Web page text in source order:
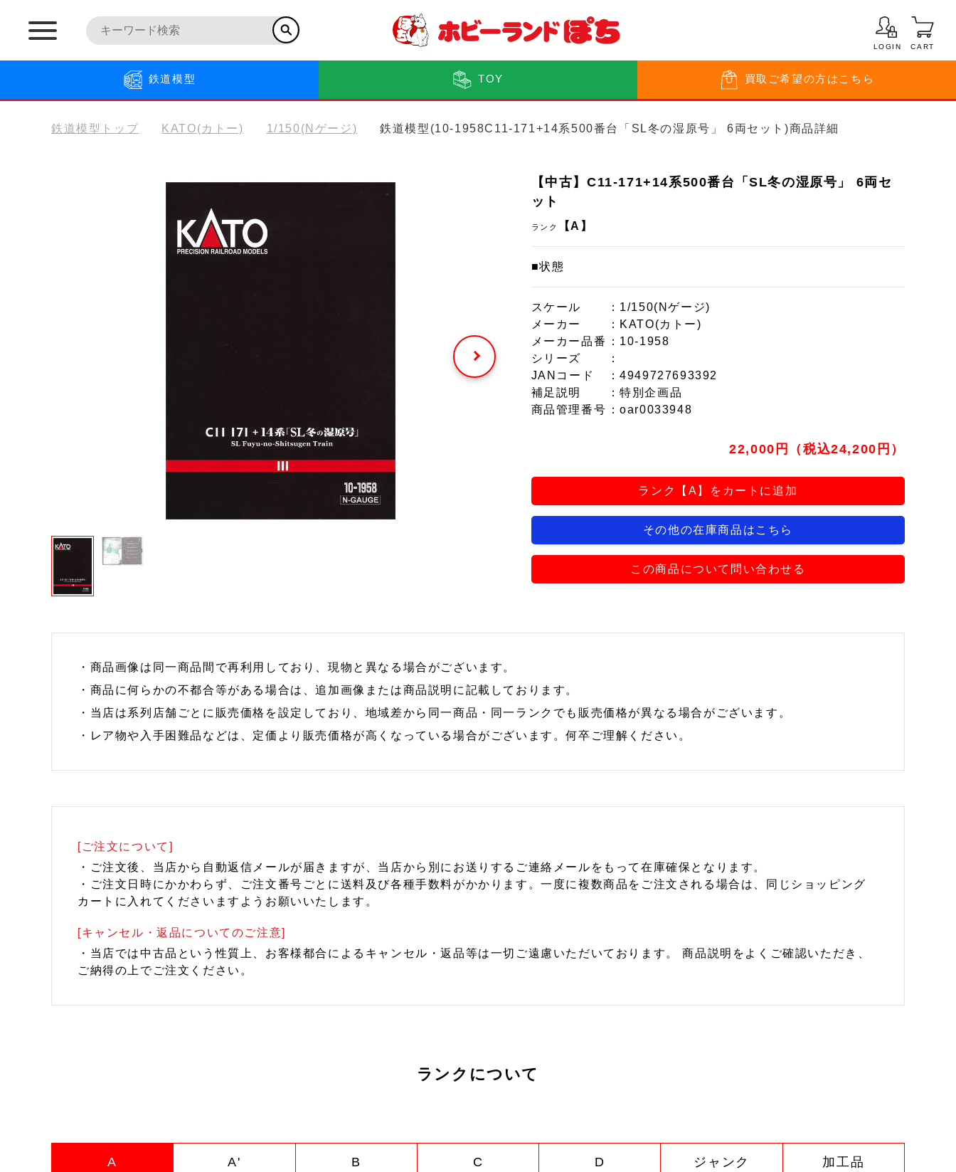
LOGIN CART
鉄道模型 TOY 買取 ご希望の方はこちら
鉄道模型トップ KATO(カトー) 1/150(Nゲージ) 鉄道模型(10-1958C11-171+14系500番台「SL冬の湿原号」 6両セット)商品詳細
【中古】C11-171+14系500番台「SL冬の湿原号」 6両セ
ット
ランク 【A】
■状態
スケール
：1/150(Nゲージ)
メーカー
：KATO(カトー)
メーカー品番
：10-1958
シリーズ
：
JANコード
：4949727693392
補足説明
：特別企画品
商品管理番号 ：oar0033948
22,000円（税込24,200円）
ランク【A】をカートに追加
その他の在庫商品はこちら
この商品について問い合わせる
・商品画像は同一商品間で再利用しており、現物と異なる場合がございます。
・商品に何らかの不都合等がある場合は、追加画像または商品説明に記載しております。
・当店は系列店舗ごとに販売価格を設定しており、地域差から同一商品・同一ランクでも販売価格が異なる場合がございます。
・レア物や入手困難品などは、定価より販売価格が高くなっている場合がございます。何卒ご理解ください。
[ご注文について]
・ご注文後、当店から自動返信メールが届きますが、当店から別にお送りするご連絡メールをもって在庫確保となります。
・ご注文日時にかかわらず、ご注文番号ごとに送料及び各種手数料がかかります。一度に複数商品をご注文される場合は、同じショッピング
カートに入れてくださいますようお願いいたします。
[キャンセル・返品についてのご注意]
・当店では中古品という性質上、お客様都合によるキャンセル・返品等は一切ご遠慮いただいております。 商品説明をよくご確認いただき、
ご納得の上でご注文ください。
ランクについて
A A' B C D ジャンク 加工品